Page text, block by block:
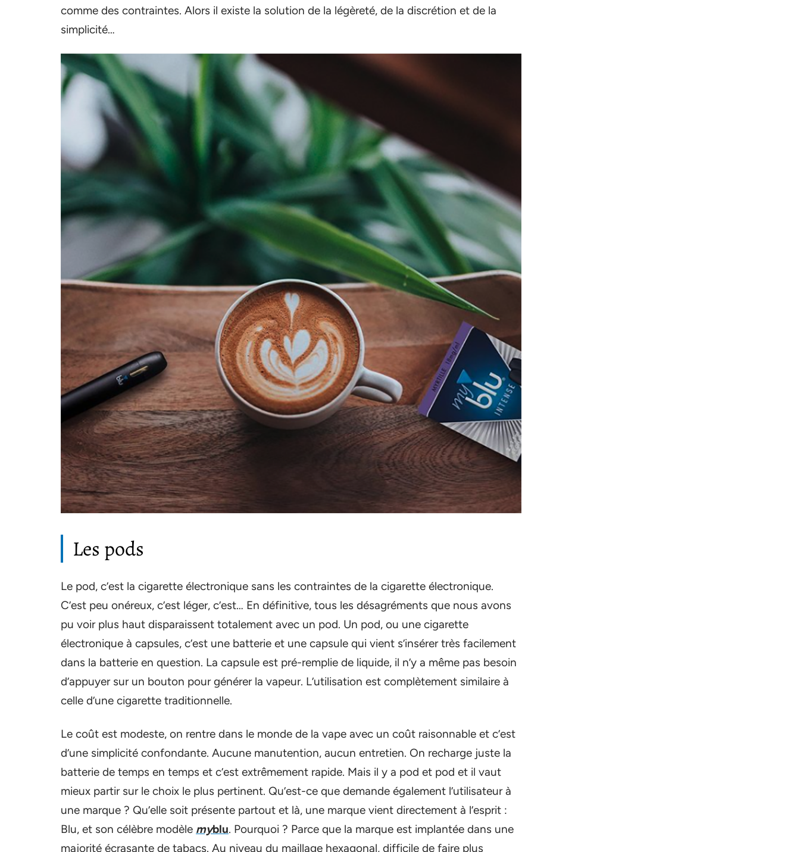
comme des contraintes. Alors il existe la solution de la légèreté, de la discrétion et de la
simplicité…
Les pods
Le pod, c’est la cigarette électronique sans les contraintes de la cigarette électronique.
C’est peu onéreux, c’est léger, c’est… En définitive, tous les désagréments que nous avons
pu voir plus haut disparaissent totalement avec un pod. Un pod, ou une cigarette
électronique à capsules, c’est une batterie et une capsule qui vient s’insérer très facilement
dans la batterie en question. La capsule est pré-remplie de liquide, il n’y a même pas besoin
d’appuyer sur un bouton pour générer la vapeur. L’utilisation est complètement similaire à
celle d’une cigarette traditionnelle.
Le coût est modeste, on rentre dans le monde de la vape avec un coût raisonnable et c’est
d’une simplicité confondante. Aucune manutention, aucun entretien. On recharge juste la
batterie de temps en temps et c’est extrêmement rapide. Mais il y a pod et pod et il vaut
mieux partir sur le choix le plus pertinent. Qu’est-ce que demande également l’utilisateur à
une marque ? Qu’elle soit présente partout et là, une marque vient directement à l’esprit :
Blu, et son célèbre modèle myblu. Pourquoi ? Parce que la marque est implantée dans une
majorité écrasante de tabacs. Au niveau du maillage hexagonal, difficile de faire plus